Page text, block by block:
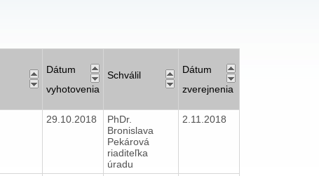
Dátum
vyhotovenia
Schválil
Dátum
zverejnenia
29.10.2018
PhDr.
Bronislava
Pekárová
riaditeľka
úradu
2.11.2018